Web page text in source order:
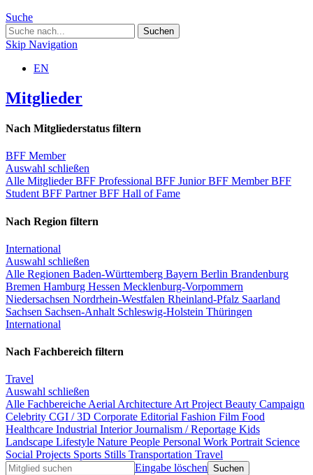
Suche
Skip Navigation
EN
Mitglieder
Nach Mitgliederstatus filtern
BFF Member
Auswahl schließen
Alle MitgliederBFF Professional BFF JuniorBFF MemberBFF
Student BFF PartnerBFF Hall of Fame
Nach Region filtern
International
Auswahl schließen
Alle Regionen Baden-Württemberg Bayern Berlin Brandenburg
Bremen Hamburg Hessen Mecklenburg-Vorpommern
Niedersachsen Nordrhein-Westfalen Rheinland-Pfalz Saarland
Sachsen Sachsen-Anhalt Schleswig-Holstein Thüringen
International
Nach Fachbereich filtern
Travel
Auswahl schließen
Alle Fachbereiche Aerial Architecture Art Project Beauty Campaign
Celebrity CGI / 3D Corporate Editorial Fashion Film Food
Healthcare Industrial InteriorJournalism / Reportage Kids
Landscape Lifestyle Nature People Personal Work Portrait Science
Social Projects Sports Stills Transportation Travel
Eingabe löschen